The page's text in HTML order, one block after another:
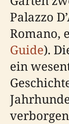
Palazzo
Romano,
Guide).
ein